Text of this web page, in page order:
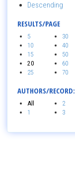
Descending
RESULTS/PAGE
5
10
15
20
25
30
40
50
60
70
AUTHORS/RECORD:
All
1
2
3